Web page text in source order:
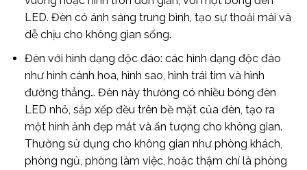
LED. Đèn có ánh sáng trung bình, tạo sự thoải mái và
dễ chịu cho không gian sống.
Đèn với hình dạng độc đáo: các hình dạng độc đáo
như hình cánh hoa, hình sao, hình trái tim và hình
đường thẳng… Đèn này thường có nhiều bóng đèn
LED nhỏ, sắp xếp đều trên bề mặt của đèn, tạo ra
một hình ảnh đẹp mắt và ấn tượng cho không gian.
Thường sử dụng cho không gian như phòng khách,
phòng ngủ, phòng làm việc, hoặc thậm chí là phòng